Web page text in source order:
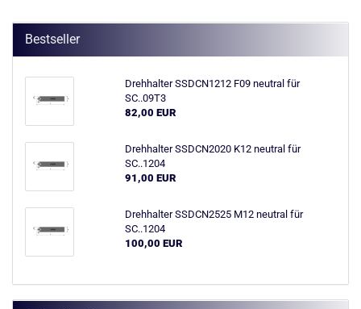
Bestseller
Drehhalter SSDCN1212 F09 neutral für
SC..09T3
82,00 EUR
Drehhalter SSDCN2020 K12 neutral für
SC..1204
91,00 EUR
Drehhalter SSDCN2525 M12 neutral für
SC..1204
100,00 EUR